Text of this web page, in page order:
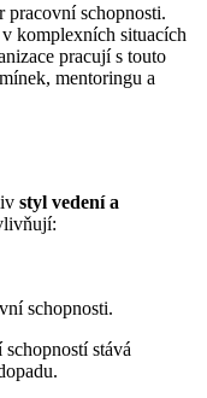
pracovní schopnosti.
komplexních situacích
pracují s touto
mentoringu a
styl vedení a
schopnosti.
stává